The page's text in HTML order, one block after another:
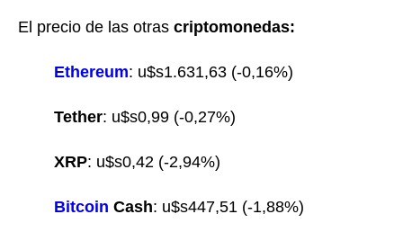
El precio de las otras criptomonedas:
Ethereum: u$s1.631,63 (-0,16%)
Tether: u$s0,99 (-0,27%)
XRP: u$s0,42 (-2,94%)
Bitcoin Cash: u$s447,51 (-1,88%)